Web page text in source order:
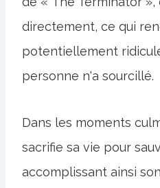
directement, ce qui
potentiellement
personne n'a sourcillé.
Dans les moments
sacrifie sa vie pour
accomplissant ainsi